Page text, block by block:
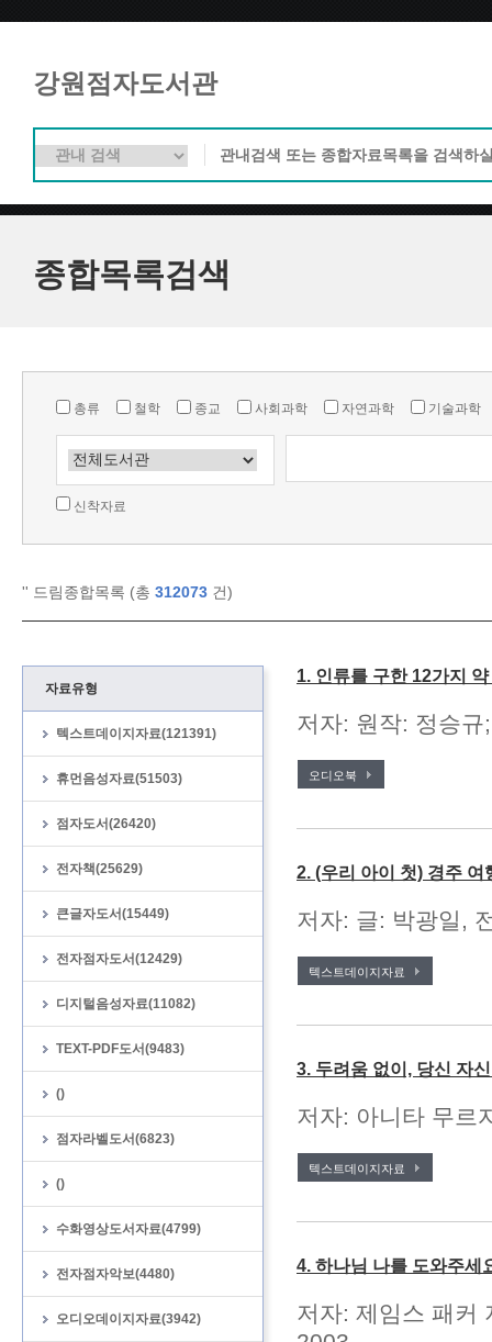
강원점자도서관
종합목록검색
총류 철학 종교 사회과학 자연과학 기술과학
신착자료
'' 드림종합목록 (총 312073 건)
자료유형
텍스트데이지자료(121391)
휴먼음성자료(51503)
점자도서(26420)
전자책(25629)
큰글자도서(15449)
전자점자도서(12429)
디지털음성자료(11082)
TEXT-PDF도서(9483)
()
점자라벨도서(6823)
()
수화영상도서자료(4799)
전자점자악보(4480)
오디오데이지자료(3942)
1. 인류를 구한 12가지
저자: 원작: 정승
오디오북
2. (우리 아이 첫) 경주 여
저자: 글: 박광일,
텍스트데이지자료
3. 두려움 없이, 당신 자
저자: 아니타 무르
텍스트데이지자료
4. 하나님 나를 도와주세
저자: 제임스 패커